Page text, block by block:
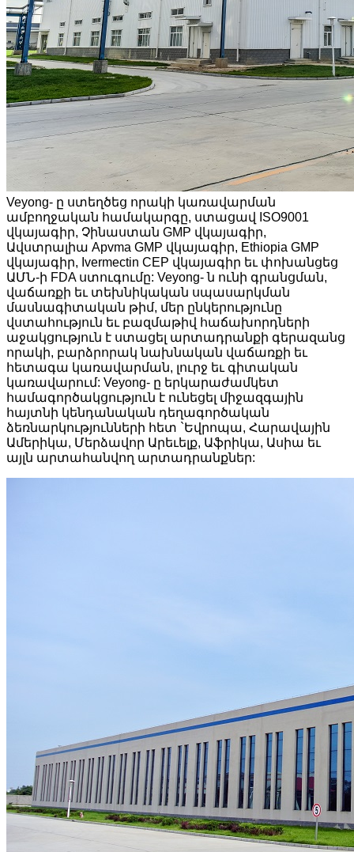
Veyong- ը ստեղծեց որակի կառավարման
ամբողջական համակարգը, ստացավ ISO9001
վկայագիր, Չինաստան GMP վկայագիր,
Ավստրալիա Apvma GMP վկայագիր, Ethiopia GMP
վկայագիր, Ivermectin CEP վկայագիր եւ փոխանցեց
ԱՄՆ-ի FDA ստուգումը: Veyong- ն ունի գրանցման,
վաճառքի եւ տեխնիկական սպասարկման
մասնագիտական ​​թիմ, մեր ընկերությունը
վստահություն եւ բազմաթիվ հաճախորդների
աջակցություն է ստացել արտադրանքի գերազանց
որակի, բարձրորակ նախնական վաճառքի եւ
հետագա կառավարման, լուրջ եւ գիտական ​​
կառավարում: Veyong- ը երկարաժամկետ
համագործակցություն է ունեցել միջազգային
հայտնի կենդանական դեղագործական
ձեռնարկությունների հետ `Եվրոպա, Հարավային
Ամերիկա, Մերձավոր Արեւելք, Աֆրիկա, Ասիա եւ
այլն արտահանվող արտադրանքներ: